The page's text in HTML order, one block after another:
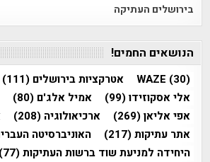
בירושלים העתיקה
הנושאים החמים!
WAZE (30) אטרקציות בירושלים (111)
אלי אסקוזידו(99) אמיל אלג'ם (80)
אפי אליאן(269) ארכיאולוגיה (208)
אתר עתיקות(217) האוניברסיטה
היחידה למניעת שוד ברשות העתיקות(77)